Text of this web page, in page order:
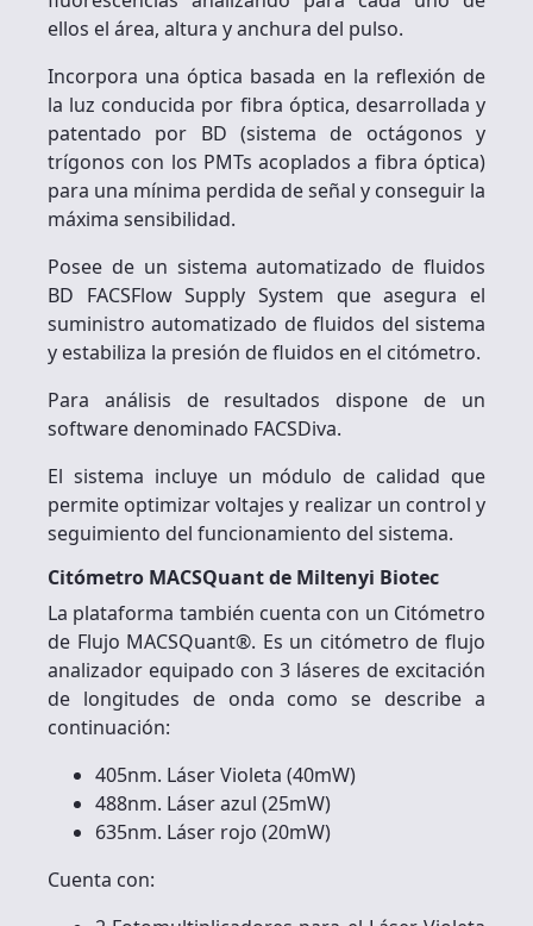
ellos el área, altura y anchura del pulso.
Incorpora una óptica basada en la reflexión de
la luz conducida por fibra óptica, desarrollada y
patentado por BD (sistema de octágonos y
trígonos con los PMTs acoplados a fibra óptica)
para una mínima perdida de señal y conseguir la
máxima sensibilidad.
Posee de un sistema automatizado de fluidos
BD FACSFlow Supply System que asegura el
suministro automatizado de fluidos del sistema
y estabiliza la presión de fluidos en el citómetro.
Para análisis de resultados dispone de un
software denominado FACSDiva.
El sistema incluye un módulo de calidad que
permite optimizar voltajes y realizar un control y
seguimiento del funcionamiento del sistema.
Citómetro MACSQuant de Miltenyi Biotec
La plataforma también cuenta con un Citómetro
de Flujo MACSQuant®. Es un citómetro de flujo
analizador equipado con 3 láseres de excitación
de longitudes de onda como se describe a
continuación:
405nm. Láser Violeta (40mW)
488nm. Láser azul (25mW)
635nm. Láser rojo (20mW)
Cuenta con: